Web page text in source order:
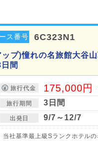
ス番号 6C323N1
ップ)憧れの名旅館大谷
間
旅行代金 175,000円
旅行期間 3日間
出発日 9/7～12/7
当社基準最上級Sランクホテル